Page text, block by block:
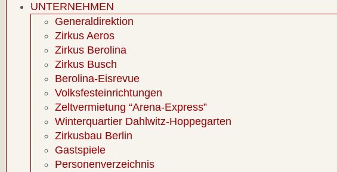
UNTERNEHMEN
Generaldirektion
Zirkus Aeros
Zirkus Berolina
Zirkus Busch
Berolina-Eisrevue
Volksfesteinrichtungen
Zeltvermietung “Arena-Express”
Winterquartier Dahlwitz-Hoppegarten
Zirkusbau Berlin
Gastspiele
Personenverzeichnis